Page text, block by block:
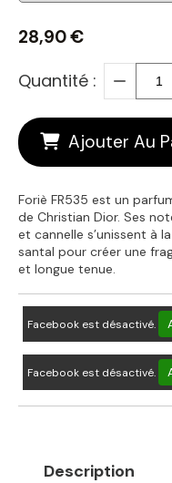
28,90€
Quantité :
Ajouter Au
Foriè FR535 est un
de Christian Dior. Ses
et cannelle s’unissent à
santal pour créer une
et longue tenue.
Facebook est désactivé.
Facebook est désactivé.
Description